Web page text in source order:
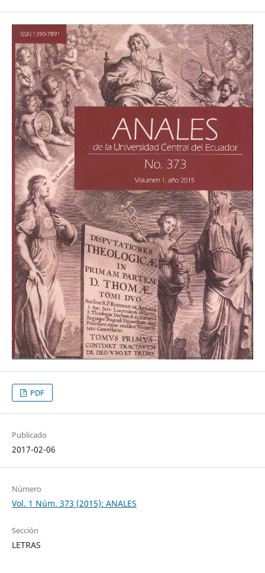
PDF
Publicado
2017-02-06
Número
Vol. 1 Núm. 373 (2015): ANALES
Sección
LETRAS